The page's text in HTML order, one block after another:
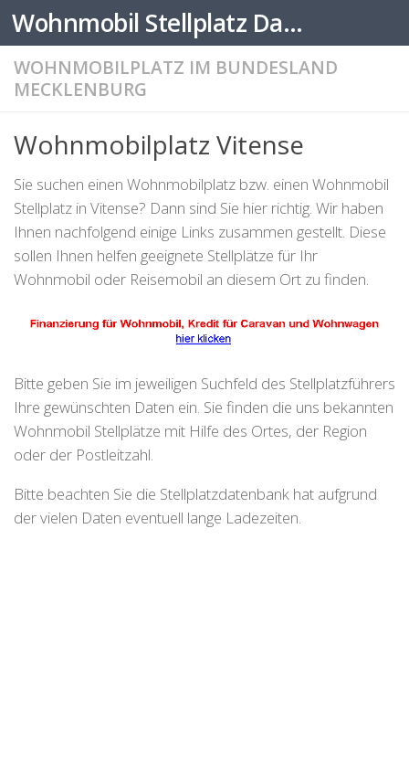
Zum Inhalt springen Wohnmobil Stellplatz Datenbank
WOHNMOBILPLATZ IM BUNDESLAND
MECKLENBURG
Wohnmobilplatz Vitense
Sie suchen einen Wohnmobilplatz bzw. einen Wohnmobil
Stellplatz in Vitense? Dann sind Sie hier richtig. Wir haben
Ihnen nachfolgend einige Links zusammen gestellt. Diese
sollen Ihnen helfen geeignete Stellplätze für Ihr
Wohnmobil oder Reisemobil an diesem Ort zu finden.
Bitte geben Sie im jeweiligen Suchfeld des Stellplatzführers
Ihre gewünschten Daten ein. Sie finden die uns bekannten
Wohnmobil Stellplätze mit Hilfe des Ortes, der Region
oder der Postleitzahl.
Bitte beachten Sie die Stellplatzdatenbank hat aufgrund
der vielen Daten eventuell lange Ladezeiten.